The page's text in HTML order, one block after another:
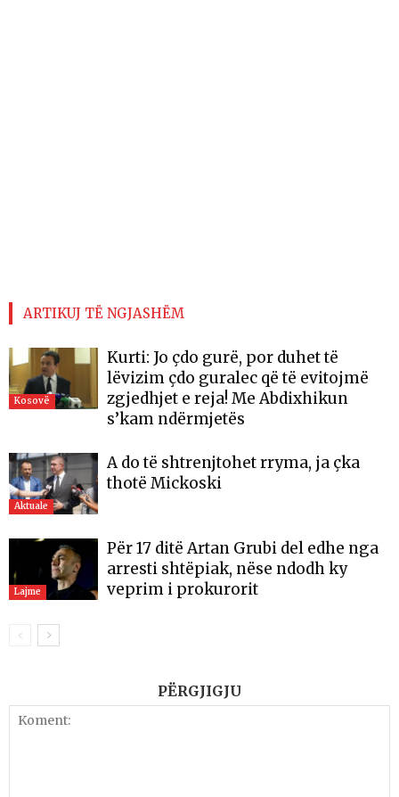
ARTIKUJ TË NGJASHËM
Kosovë
Kurti: Jo çdo gurë, por duhet të
lëvizim çdo guralec që të evitojmë
zgjedhjet e reja! Me Abdixhikun
s’kam ndërmjetës
Aktuale
A do të shtrenjtohet rryma, ja çka
thotë Mickoski
Lajme
Për 17 ditë Artan Grubi del edhe nga
arresti shtëpiak, nëse ndodh ky
veprim i prokurorit
PËRGJIGJU